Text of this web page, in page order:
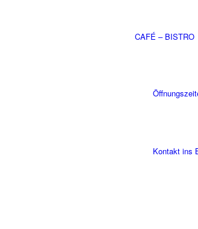
CAFÉ – BISTRO
Kontakt ins